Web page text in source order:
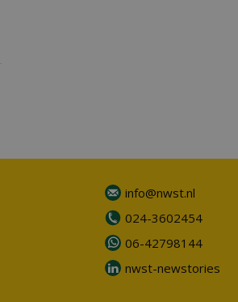
info@nwst.nl
024-3602454
06-42798144
nwst-newstories